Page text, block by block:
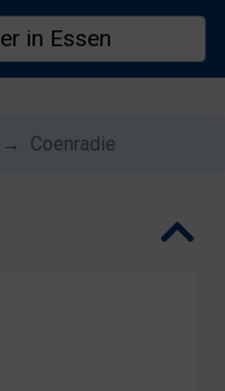
Coenradie